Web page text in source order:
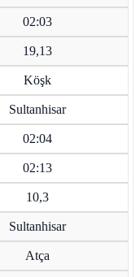
02:03
19,13
Köşk
Sultanhisar
02:04
02:13
10,3
Sultanhisar
Atça